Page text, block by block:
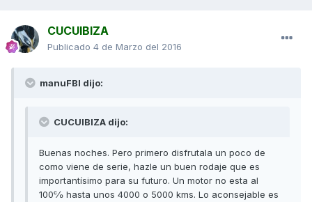
CUCUIBIZA
Publicado 4 de Marzo del 2016
manuFBI dijo:
CUCUIBIZA dijo:
Buenas noches. Pero primero disfrutala un poco de
como viene de serie, hazle un buen rodaje que es
importantísimo para su futuro. Un motor no esta al
100℅ hasta unos 4000 o 5000 kms. Lo aconsejable es